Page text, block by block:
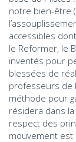
notre bien-être
accessibles
le Reformer, le
inventés pour
blessées de
professeurs de
méthode pour
résidera dans
respect des
mouvement